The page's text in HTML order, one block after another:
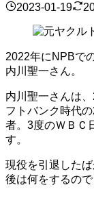
2023-01-19
2022年にNPBで
内川聖一さん。
内川聖一さんは
フトバンク時代
者。3度のＷＢＣ
す。
現役を引退した
後は何をするので